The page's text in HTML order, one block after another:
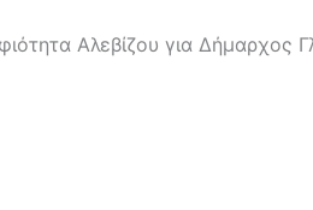
Αλεβίζου για Δήμαρχος